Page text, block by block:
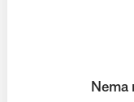
Nema